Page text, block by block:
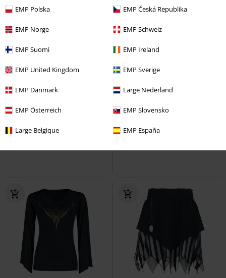
EMP Polska EMP Česká Republika
EMP Norge EMP Schweiz
EMP Suomi EMP Ireland
EMP United Kingdom EMP Sverige
EMP Danmark Large Nederland
EMP Österreich EMP Slovensko
Large Belgique EMP España
Exkluzivní šněrování
Od Kč 949,00
Mickey Mouse
Pyžamo
%
Kč 926,00
Stitch Lilo & Stitch
hodinky